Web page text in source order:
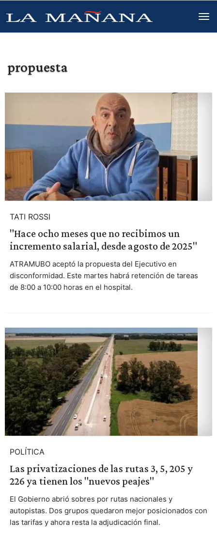
propuesta
TATI ROSSI
"Hace ocho meses que no recibimos un
incremento salarial, desde agosto de 2025"
ATRAMUBO aceptó la propuesta del Ejecutivo en
disconformidad. Este martes habrá retención de tareas
de 8:00 a 10:00 horas en el hospital.
POLÍTICA
Las privatizaciones de las rutas 3, 5, 205 y
226 ya tienen los "nuevos peajes"
El Gobierno abrió sobres por rutas nacionales y
autopistas. Dos grupos quedaron mejor posicionados con
las tarifas y ahora resta la adjudicación final.